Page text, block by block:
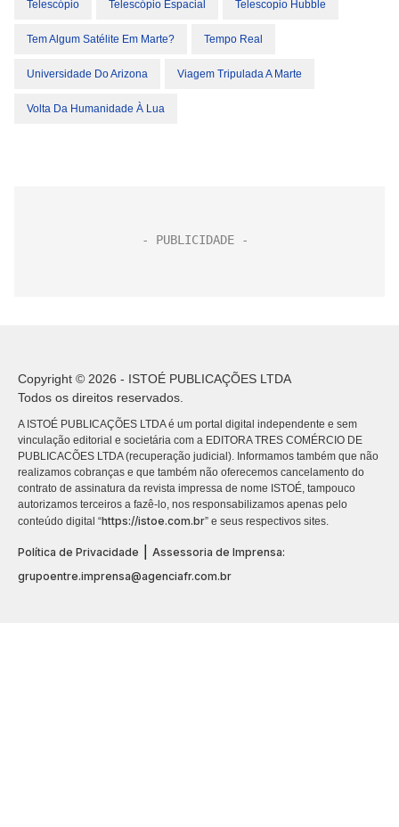
Telescópio Telescópio Espacial Telescopio Hubble
Tem Algum Satélite Em Marte? Tempo Real
Universidade Do Arizona Viagem Tripulada A Marte
Volta Da Humanidade À Lua
Copyright © 2026 - ISTOÉ PUBLICAÇÕES LTDA
Todos os direitos reservados.
A ISTOÉ PUBLICAÇÕES LTDA é um portal digital independente e sem
vinculação editorial e societária com a EDITORA TRES COMÉRCIO DE
PUBLICACÕES LTDA (recuperação judicial). Informamos também que não
realizamos cobranças e que também não oferecemos cancelamento do
contrato de assinatura da revista impressa de nome ISTOÉ, tampouco
autorizamos terceiros a fazê-lo, nos responsabilizamos apenas pelo
conteúdo digital “https://istoe.com.br” e seus respectivos sites.
Política de Privacidade
Assessoria de Imprensa:
grupoentre.imprensa@agenciafr.com.br